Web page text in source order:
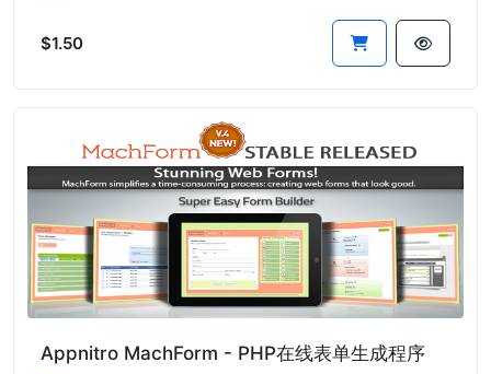
$1.50
Appnitro MachForm - PHP在线表单生成程序